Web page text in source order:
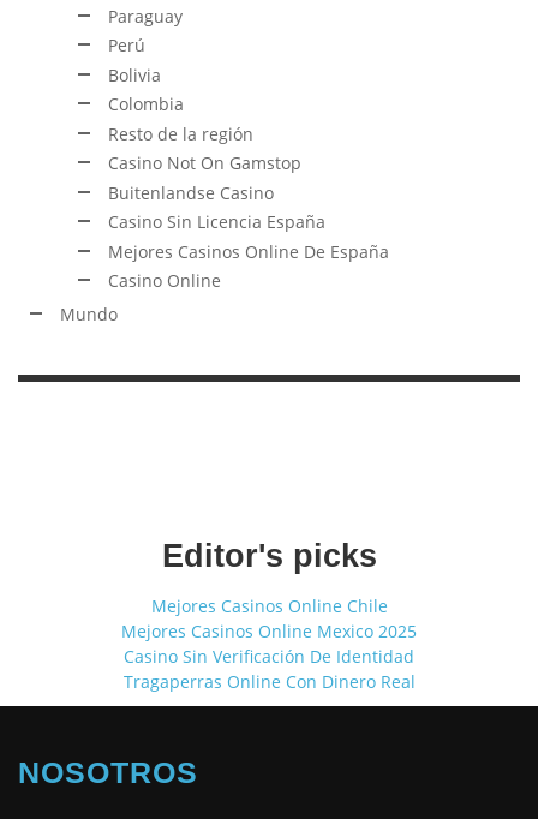
Paraguay
Perú
Bolivia
Colombia
Resto de la región
Casino Not On Gamstop
Buitenlandse Casino
Casino Sin Licencia España
Mejores Casinos Online De España
Casino Online
Mundo
Editor's picks
Mejores Casinos Online Chile
Mejores Casinos Online Mexico 2025
Casino Sin Verificación De Identidad
Tragaperras Online Con Dinero Real
NOSOTROS